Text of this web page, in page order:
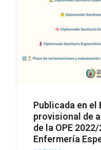
Publicada en el
provisional de
de la OPE
Enfermería